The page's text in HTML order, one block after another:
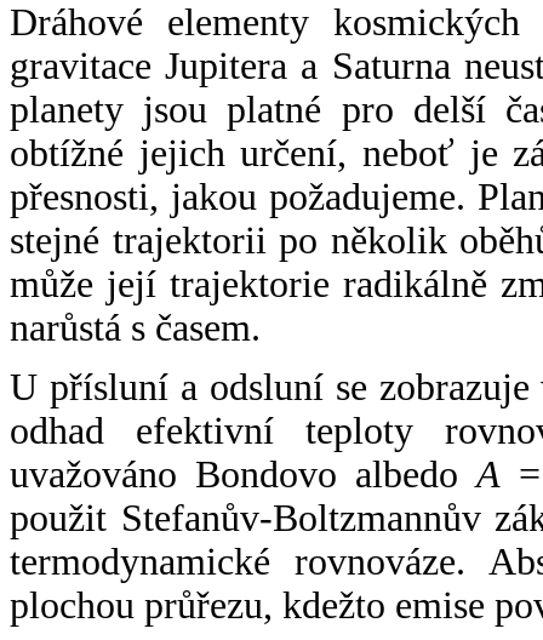
Dráhové elementy
gravitace Jupitera a Saturna
planety jsou platné pro delší
obtížné jejich určení, neboť je
přesnosti, jakou požadujeme.
stejné trajektorii po několik
může její trajektorie radikálně
narůstá s časem.
U přísluní a odsluní se
odhad efektivní teploty
uvažováno Bondovo albedoA
použit Stefanův-Boltzmannův
termodynamické rovnováze.
plochou průřezu, kdežto emise